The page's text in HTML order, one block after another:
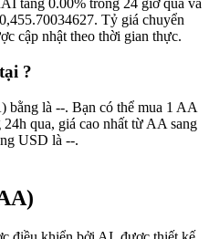
tăng 0.00% trong 24 giờ qua và
Tỷ giá chuyển
cập nhật theo thời gian thực.
?
là --. Bạn có thể mua 1 AA
qua, giá cao nhất từ AA sang
USD là --.